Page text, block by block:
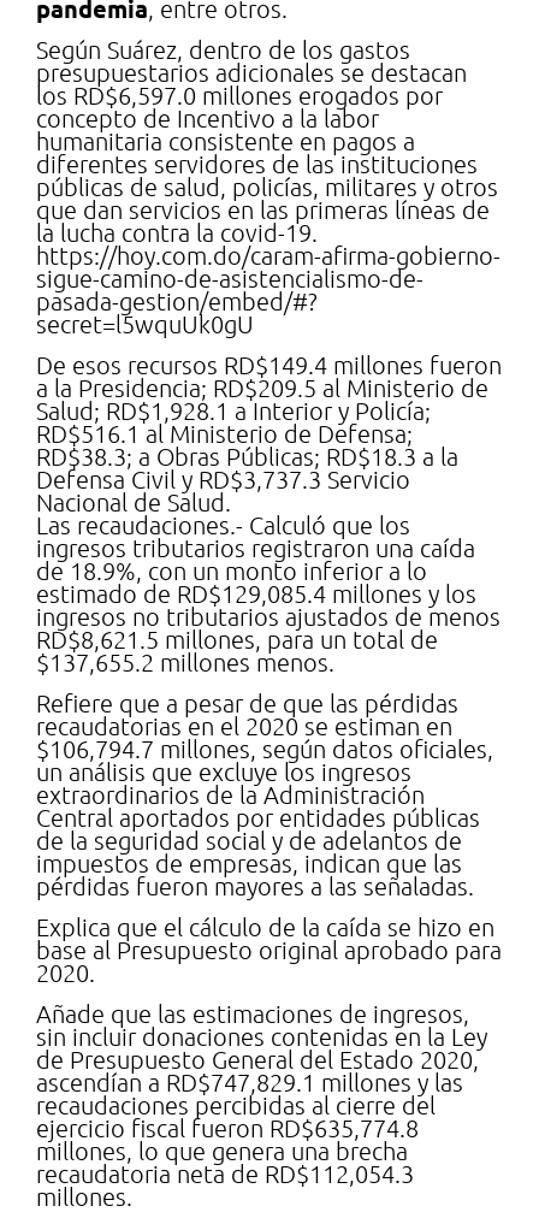
pandemia, entre otros.
Según Suárez, dentro de los gastos
presupuestarios adicionales se destacan
los RD$6,597.0 millones erogados por
concepto de Incentivo a la labor
humanitaria consistente en pagos a
diferentes servidores de las instituciones
públicas de salud, policías, militares y otros
que dan servicios en las primeras líneas de
la lucha contra la covid-19.
https://hoy.com.do/caram-afirma-gobierno-
sigue-camino-de-asistencialismo-de-
pasada-gestion/embed/#?
secret=l5wquUk0gU
De esos recursos RD$149.4 millones fueron
a la Presidencia; RD$209.5 al Ministerio de
Salud; RD$1,928.1 a Interior y Policía;
RD$516.1 al Ministerio de Defensa;
RD$38.3; a Obras Públicas; RD$18.3 a la
Defensa Civil y RD$3,737.3 Servicio
Nacional de Salud.
Las recaudaciones.- Calculó que los
ingresos tributarios registraron una caída
de 18.9%, con un monto inferior a lo
estimado de RD$129,085.4 millones y los
ingresos no tributarios ajustados de menos
RD$8,621.5 millones, para un total de
$137,655.2 millones menos.
Refiere que a pesar de que las pérdidas
recaudatorias en el 2020 se estiman en
$106,794.7 millones, según datos oficiales,
un análisis que excluye los ingresos
extraordinarios de la Administración
Central aportados por entidades públicas
de la seguridad social y de adelantos de
impuestos de empresas, indican que las
pérdidas fueron mayores a las señaladas.
Explica que el cálculo de la caída se hizo en
base al Presupuesto original aprobado para
2020.
Añade que las estimaciones de ingresos,
sin incluir donaciones contenidas en la Ley
de Presupuesto General del Estado 2020,
ascendían a RD$747,829.1 millones y las
recaudaciones percibidas al cierre del
ejercicio fiscal fueron RD$635,774.8
millones, lo que genera una brecha
recaudatoria neta de RD$112,054.3
millones.